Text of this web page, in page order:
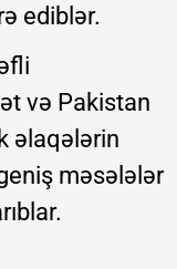
ediblər.
və Pakistan
əlaqələrin
məsələlər